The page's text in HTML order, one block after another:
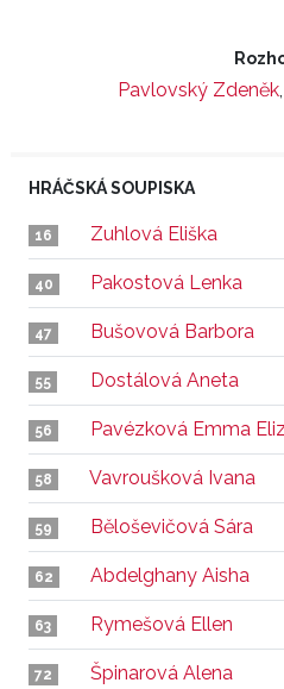
Pavlovský Zdeněk,
HRÁČSKÁ SOUPISKA
16 Zuhlová Eliška
40 Pakostová Lenka
47 Bušovová Barbora
55 Dostálová Aneta
56 Pavézková Emma
58 Vavroušková Ivana
59 Běloševičová Sára
62 Abdelghany Aisha
63 Rymešová Ellen
72 Špinarová Alena